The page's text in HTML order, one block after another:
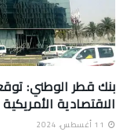
بنك قطر الوطني:
الاقتصادية